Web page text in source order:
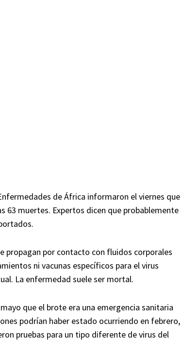
de África informaron el viernes que
63 muertes. Expertos dicen que probablemente
propagan por contacto con fluidos corporales
ni vacunas específicos para el virus
La enfermedad suele ser mortal.
que el brote era una emergencia sanitaria
podrían haber estado ocurriendo en febrero,
pruebas para un tipo diferente de virus del